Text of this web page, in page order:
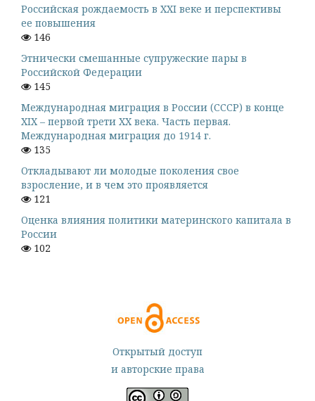
Российская рождаемость в XXI веке и перспективы
ее повышения
146
Этнически смешанные супружеские пары в
Российской Федерации
145
Международная миграция в России (СССР) в конце
XIX – первой трети XX века. Часть первая.
Международная миграция до 1914 г.
135
Откладывают ли молодые поколения свое
взросление, и в чем это проявляется
121
Оценка влияния политики материнского капитала в
России
102
Открытый доступ
и авторские права